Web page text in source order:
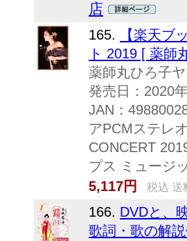
店
165.
【楽天ブ
ト 2019 [ 薬師
薬師丸ひろ子
発売日：2020
JAN：
アPCMステレ
CONCERT
プス ミュージ
5,117円
税込 送
166. DVDと、
歌詞・歌の解